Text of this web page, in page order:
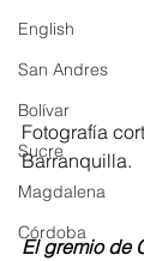
English
San Andres
Bolívar
Sucre
Magdalena
Córdoba
Fotografía
Barranquilla.
El gremio de